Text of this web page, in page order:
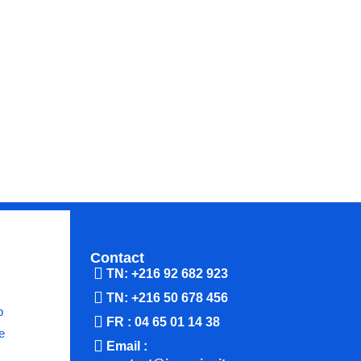
Contact
TN: +216 92 682 923
TN: +216 50 678 456
FR : 04 65 01 14 38
Email :